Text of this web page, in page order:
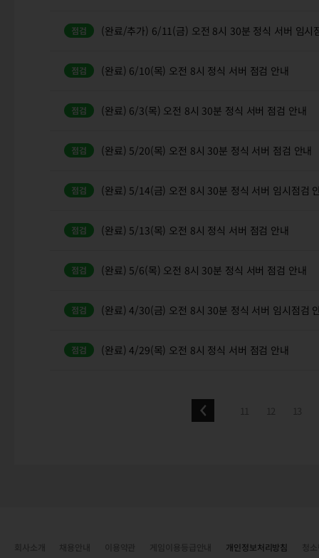
(완료/추가) 6/11(금) 오전 8시 30분 정식 서버 임시
(완료) 6/10(목) 오전 8시 정식 서버 점검 안내
(완료) 6/3(목) 오전 8시 30분 정식 서버 점검 안내
(완료) 5/20(목) 오전 8시 30분 정식 서버 점검 안내
(완료) 5/14(금) 오전 8시 30분 정식 서버 임시점검
(완료) 5/13(목) 오전 8시 정식 서버 점검 안내
(완료) 5/6(목) 오전 8시 30분 정식 서버 점검 안내
(완료) 4/30(금) 오전 8시 30분 정식 서버 임시점검
(완료) 4/29(목) 오전 8시 정식 서버 점검 안내
11 12 13
개인정보처리방침